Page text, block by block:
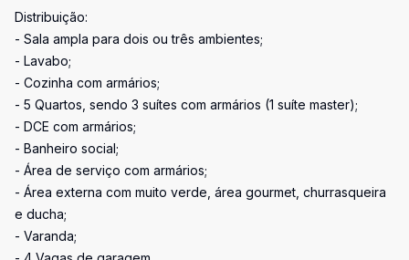
Distribuição:
- Sala ampla para dois ou três ambientes;
- Lavabo;
- Cozinha com armários;
- 5 Quartos, sendo 3 suítes com armários (1 suíte master);
- DCE com armários;
- Banheiro social;
- Área de serviço com armários;
- Área externa com muito verde, área gourmet, churrasqueira
e ducha;
- Varanda;